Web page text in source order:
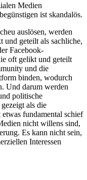
Medien
ist skandalös.
auslösen, werden
und geteilt als sachliche,
Facebook-
oft gelikt und geteilt
und die
binden, wodurch
Und darum werden
politische
als die
fundamental schief
nicht willens sind,
Es kann nicht sein,
Interessen